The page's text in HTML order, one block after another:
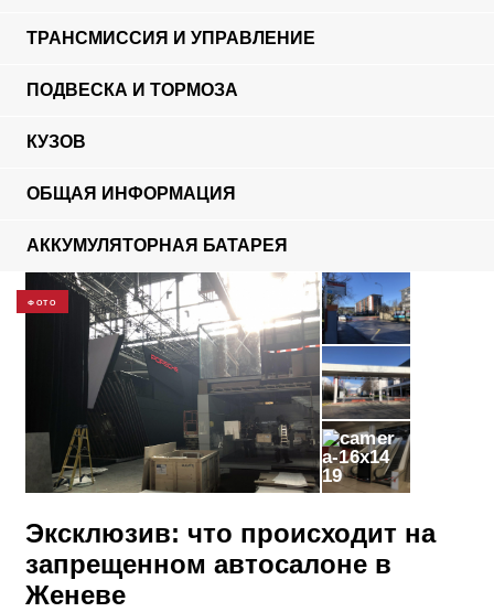
ТРАНСМИССИЯ И УПРАВЛЕНИЕ
ПОДВЕСКА И ТОРМОЗА
КУЗОВ
ОБЩАЯ ИНФОРМАЦИЯ
АККУМУЛЯТОРНАЯ БАТАРЕЯ
ФОТО
19
Эксклюзив: что происходит на
запрещенном автосалоне в
Женеве